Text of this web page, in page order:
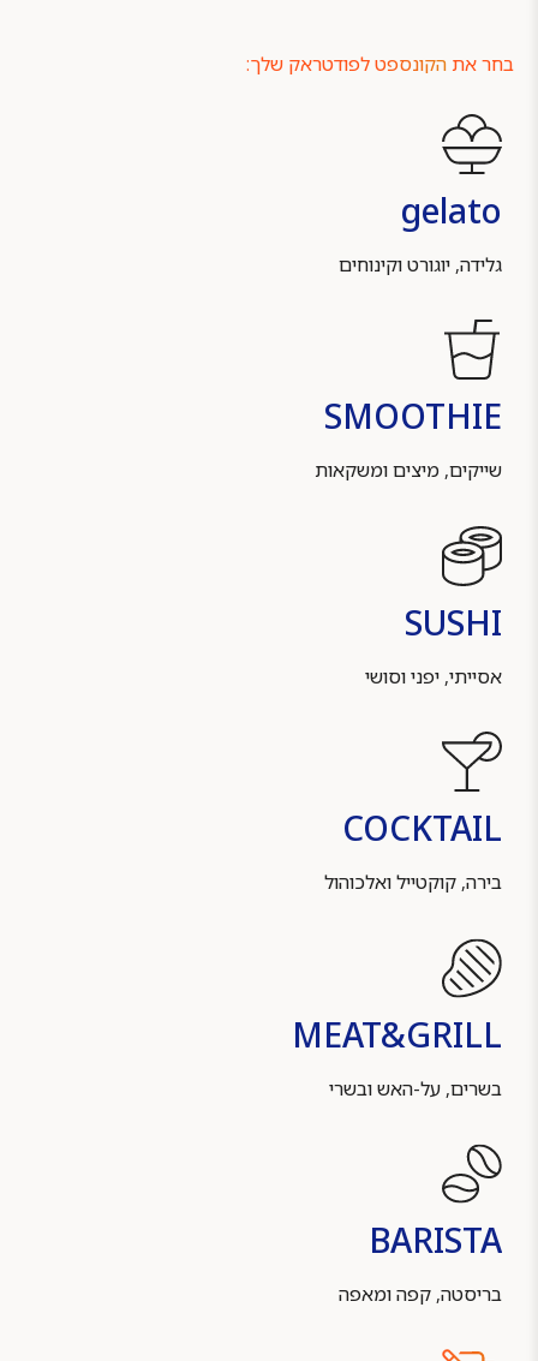
בחר את הקונספטלפודטראק שלך:
gelato
גלידה, יוגורט וקינוחים
SMOOTHIE
שייקים, מיצים ומשקאות
SUSHI
אסייתי, יפני וסושי
COCKTAIL
בירה, קוקטייל ואלכוהול
MEAT&GRILL
בשרים, על-האש ובשרי
BARISTA
בריסטה, קפה ומאפה